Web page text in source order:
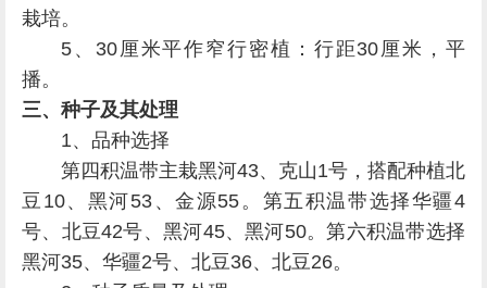
栽培。
5、30厘米平作窄行密植：行距30厘米，平
播。
三、种子及其处理
1、品种选择
第四积温带主栽黑河43、克山1号，搭配种植北
豆10、黑河53、金源55。第五积温带选择华疆4
号、北豆42号、黑河45、黑河50。第六积温带选择
黑河35、华疆2号、北豆36、北豆26。